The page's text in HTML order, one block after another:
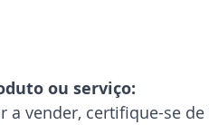
ou serviço:
a vender, certifique-se